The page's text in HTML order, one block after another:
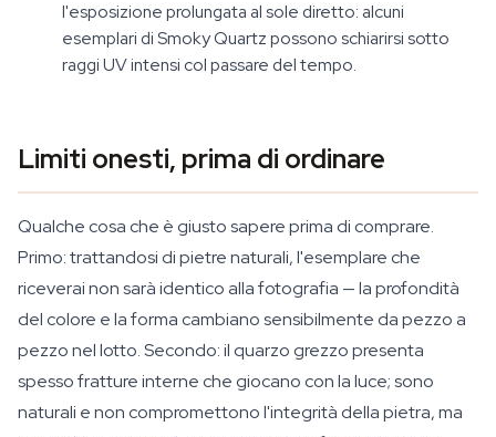
l'esposizione prolungata al sole diretto: alcuni
esemplari di Smoky Quartz possono schiarirsi sotto
raggi UV intensi col passare del tempo.
Limiti onesti, prima di ordinare
Qualche cosa che è giusto sapere prima di comprare.
Primo: trattandosi di pietre naturali, l'esemplare che
riceverai non sarà identico alla fotografia — la profondità
del colore e la forma cambiano sensibilmente da pezzo a
pezzo nel lotto. Secondo: il quarzo grezzo presenta
spesso fratture interne che giocano con la luce; sono
naturali e non compromettono l'integrità della pietra, ma